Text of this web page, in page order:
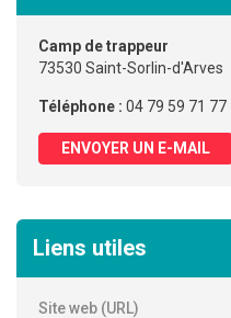
Camp de trappeur
73530 Saint-Sorlin-d'Arves
Téléphone : 04 79 59 71 77
ENVOYER UN E-MAIL
Liens utiles
Site web (URL)